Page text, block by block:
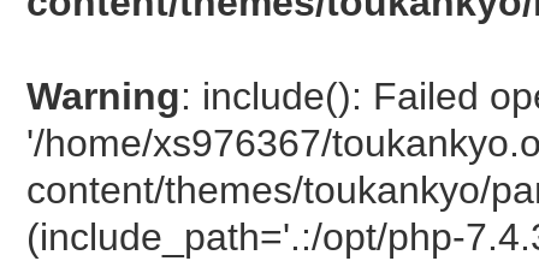
Warning: include(): Failed
'/home/xs976367/
content/themes/toukankyo/
(include_path='.:/opt/php-